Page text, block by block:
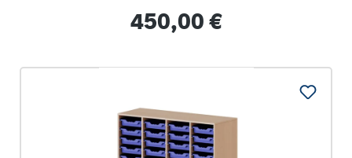
Regulärer Preis:
450,00 €